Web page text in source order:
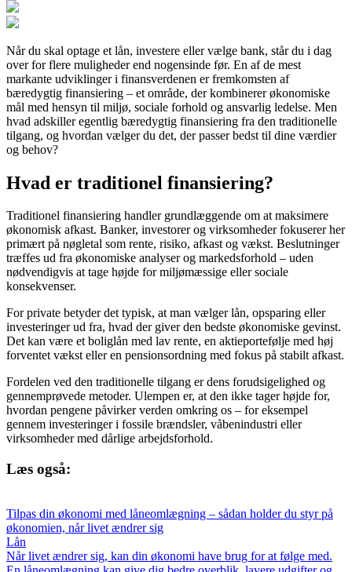
Når du skal optage et lån, investere eller vælge bank, står du i dag
over for flere muligheder end nogensinde før. En af de mest
markante udviklinger i finansverdenen er fremkomsten af
bæredygtig finansiering – et område, der kombinerer økonomiske
mål med hensyn til miljø, sociale forhold og ansvarlig ledelse. Men
hvad adskiller egentlig bæredygtig finansiering fra den traditionelle
tilgang, og hvordan vælger du det, der passer bedst til dine værdier
og behov?
Hvad er traditionel finansiering?
Traditionel finansiering handler grundlæggende om at maksimere
økonomisk afkast. Banker, investorer og virksomheder fokuserer her
primært på nøgletal som rente, risiko, afkast og vækst. Beslutninger
træffes ud fra økonomiske analyser og markedsforhold – uden
nødvendigvis at tage højde for miljømæssige eller sociale
konsekvenser.
For private betyder det typisk, at man vælger lån, opsparing eller
investeringer ud fra, hvad der giver den bedste økonomiske gevinst.
Det kan være et boliglån med lav rente, en aktieportefølje med høj
forventet vækst eller en pensionsordning med fokus på stabilt afkast.
Fordelen ved den traditionelle tilgang er dens forudsigelighed og
gennemprøvede metoder. Ulempen er, at den ikke tager højde for,
hvordan pengene påvirker verden omkring os – for eksempel
gennem investeringer i fossile brændsler, våbenindustri eller
virksomheder med dårlige arbejdsforhold.
Læs også:
Tilpas din økonomi med låneomlægning – sådan holder du styr på
økonomien, når livet ændrer sig
Lån
Når livet ændrer sig, kan din økonomi have brug for at følge med.